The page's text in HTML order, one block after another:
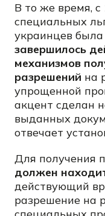
В то же время, с
специальных
украинцев была
завершилось
механизмов
разрешений на
упрощенной
акцент сделан
выданных
отвечает
Для получения
должен
действующий
разрешение на